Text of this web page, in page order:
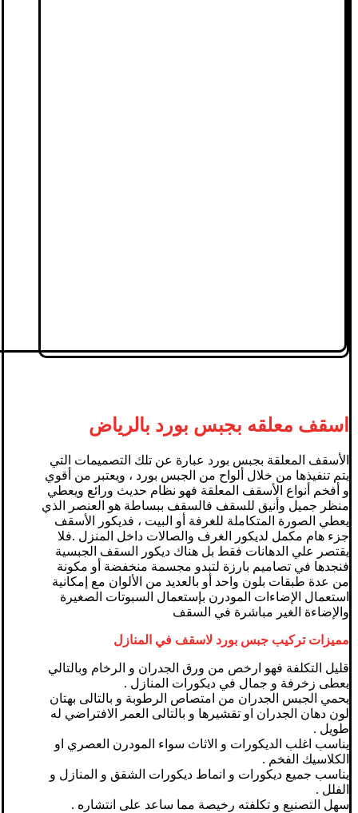
اسقف معلقه بجبس بورد بالرياض
الأسقف المعلقة بجبس بورد عبارة عن تلك التصميمات التي
يتم تنفيذها من خلال ألواح من الجبس بورد ، ويعتبر من أقوي
و أفخم أنواع الأسقف المعلقة فهو نظام حديث ورائع ويعطي
منظر جميل وأنيق للسقف فالسقف ببساطة هو العنصر الذي
يعطي الصورة المتكاملة للغرفة أو البيت ، فديكور الأسقف
جزء هام مكمل لديكور الغرف والصالات داخل المنزل .فلا
يقتصر علي الدهانات فقط بل هناك ديكور السقف الجبسية
فنجدها في تصاميم بارزة لتبدو مجسمة منخفضة أو مكونة
من عدة طبقات بلون واحد أو بالعديد من الألوان مع إمكانية
استعمال الإضاءات المودرن بإستعمال السبوتات الصغيرة
والإضاءة الغير مباشرة في السقف
مميزات تركيب جبس بورد لاسقف في المنازل
قليل التكلفة فهو ارخص من ورق الجدران و الرخام وبالتالي
يعطى زخرفة و جمال في ديكورات المنازل .
يحمي الجبس الجدران من امتصاص الرطوبة و بالتالى بهتان
لون دهان الجدران او تقشيرها و بالتالى العمر الافتراضي له
طويل .
يناسب اغلب الديكورات و الاثاث سواء المودرن العصري او
الكلاسيك الفخم .
يناسب جميع ديكورات و انماط ديكورات الشقق و المنازل و
الفلل .
سهل التصنيع و تكلفته رخيصة مما ساعد على انتشاره .